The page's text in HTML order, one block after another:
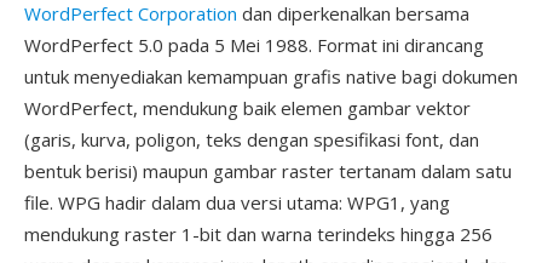
WordPerfect Corporation dan diperkenalkan bersama
WordPerfect 5.0 pada 5 Mei 1988. Format ini dirancang
untuk menyediakan kemampuan grafis native bagi dokumen
WordPerfect, mendukung baik elemen gambar vektor
(garis, kurva, poligon, teks dengan spesifikasi font, dan
bentuk berisi) maupun gambar raster tertanam dalam satu
file. WPG hadir dalam dua versi utama: WPG1, yang
mendukung raster 1-bit dan warna terindeks hingga 256